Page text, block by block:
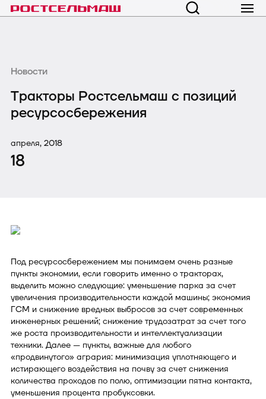
Новости
Тракторы Ростсельмаш с позиций
ресурсосбережения
апреля, 2018
18
Под ресурсосбережением мы понимаем очень разные
пункты экономии, если говорить именно о тракторах,
выделить можно следующие: уменьшение парка за счет
увеличения производительности каждой машины; экономия
ГСМ и снижение вредных выбросов за счет современных
инженерных решений; снижение трудозатрат за счет того
же роста производительности и интеллектуализации
техники. Далее — пункты, важные для любого
«продвинутого» агрария: минимизация уплотняющего и
истирающего воздействия на почву за счет снижения
количества проходов по полю, оптимизации пятна контакта,
уменьшения процента пробуксовки.